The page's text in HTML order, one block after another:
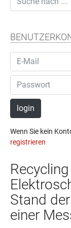
login
Wenn Sie kein
registrieren
Stand
einer